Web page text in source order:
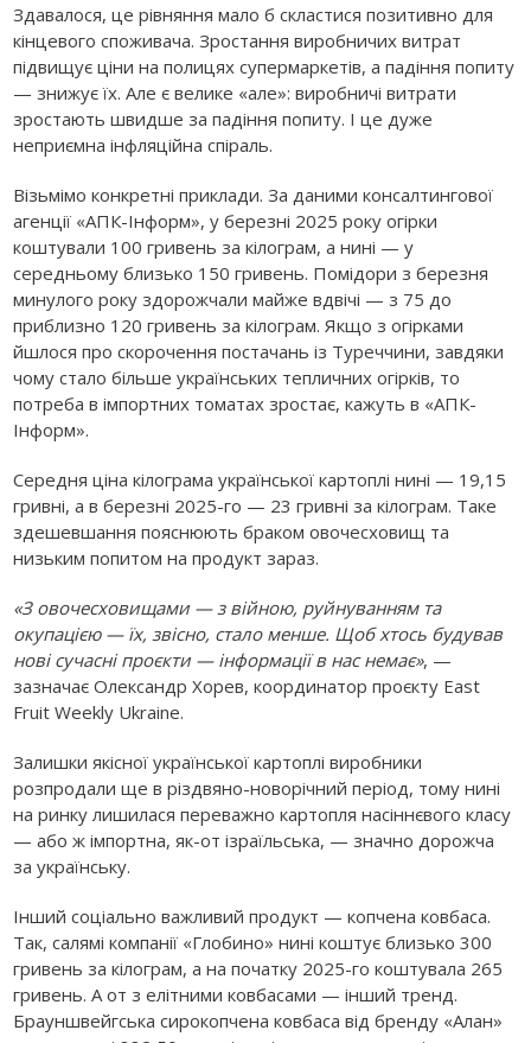
Здавалося, це рівняння мало б скластися позитивно для
кінцевого споживача. Зростання виробничих витрат
підвищує ціни на полицях супермаркетів, а падіння попиту
— знижує їх. Але є велике «але»: виробничі витрати
зростають швидше за падіння попиту. І це дуже
неприємна інфляційна спіраль.
Візьмімо конкретні приклади. За даними консалтингової
агенції «АПК-Інформ», у березні 2025 року огірки
коштували 100 гривень за кілограм, а нині — у
середньому близько 150 гривень. Помідори з березня
минулого року здорожчали майже вдвічі — з 75 до
приблизно 120 гривень за кілограм. Якщо з огірками
йшлося про скорочення постачань із Туреччини, завдяки
чому стало більше українських тепличних огірків, то
потреба в імпортних томатах зростає, кажуть в «АПК-
Інформ».
Середня ціна кілограма української картоплі нині — 19,15
гривні, а в березні 2025-го — 23 гривні за кілограм. Таке
здешевшання пояснюють браком овочесховищ та
низьким попитом на продукт зараз.
«З овочесховищами — з війною, руйнуванням та
окупацією — їх, звісно, стало менше. Щоб хтось будував
нові сучасні проєкти — інформації в нас немає», —
зазначає Олександр Хорев, координатор проєкту East
Fruit Weekly Ukraine.
Залишки якісної української картоплі виробники
розпродали ще в різдвяно-новорічний період, тому нині
на ринку лишилася переважно картопля насіннєвого класу
— або ж імпортна, як-от ізраїльська, — значно дорожча
за українську.
Інший соціально важливий продукт — копчена ковбаса.
Так, салямі компанії «Глобино» нині коштує близько 300
гривень за кілограм, а на початку 2025-го коштувала 265
гривень. А от з елітними ковбасами — інший тренд.
Брауншвейгська сирокопчена ковбаса від бренду «Алан»